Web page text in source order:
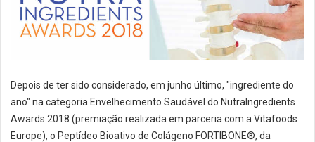
Depois de ter sido considerado, em junho último, "ingrediente do
ano" na categoria Envelhecimento Saudável do NutraIngredients
Awards 2018 (premiação realizada em parceria com a Vitafoods
Europe), o Peptídeo Bioativo de Colágeno FORTIBONE®, da